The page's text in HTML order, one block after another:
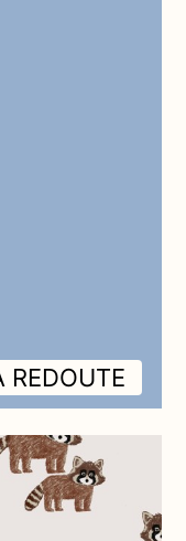
REDOUTE